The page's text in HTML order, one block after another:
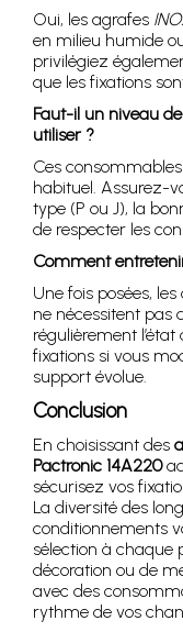
Oui, les agrafes
en milieu humide
privilégiez
que les fixations
Faut-il un niveau
utiliser ?
Ces
habituel. Assurez-
type (P ou J), la
de respecter les
Comment
Une fois posées,
ne nécessitent pas
régulièrement
fixations si vous
support évolue.
Conclusion
En choisissant des
Pactronic 14A220
sécurisez vos
La diversité des
conditionnements
sélection à chaque
décoration ou de
avec des
rythme de vos